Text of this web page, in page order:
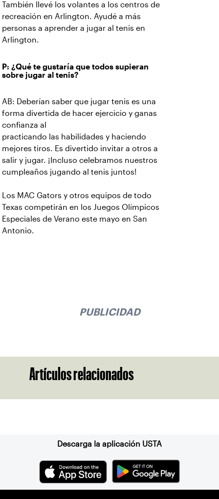
También llevé los volantes a los centros de
recreación en Arlington. Ayudé a más
personas a aprender a jugar al tenis en
Arlington.
P: ¿Qué te gustaría que todos supieran
sobre jugar al tenis?
AB: Deberían saber que jugar tenis es una
forma divertida de hacer ejercicio y ganas
confianza al
practicando las habilidades y haciendo
mejores tiros. Es divertido invitar a otros a
salir y jugar. ¡Incluso celebramos nuestros
cumpleaños jugando al tenis juntos!
Los MAC Gators y otros equipos de todo
Texas competirán en los Juegos Olímpicos
Especiales de Verano este mayo en San
Antonio.
PUBLICIDAD
Artículos relacionados
Descarga la aplicación USTA